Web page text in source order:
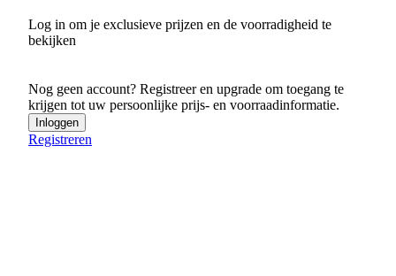
Log in om je exclusieve prijzen en de voorradigheid te
bekijken
Nog geen account? Registreer en upgrade om toegang te
krijgen tot uw persoonlijke prijs- en voorraadinformatie.
Inloggen
Registreren